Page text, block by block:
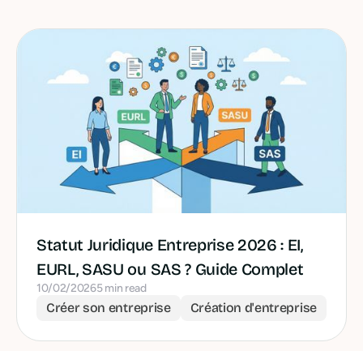
Statut Juridique Entreprise 2026 : EI,
EURL, SASU ou SAS ? Guide Complet
10/02/20265 min read
Créer son entreprise Création d'entreprise